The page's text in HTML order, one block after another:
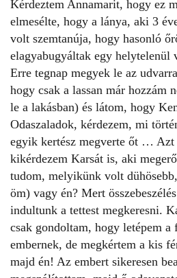
Kérdeztem Annamarit, hogy ez
elmesélte, hogy a lánya, aki 3
volt szemtanúja, hogy hasonló
elagyabugyáltak egy
Erre tegnap megyek le az
hogy csak a lassan már hozzám
le a lakásban) és látom, hogy
Odaszaladok, kérdezem, mi
egyik kertész megverte őt … Azt
kikérdezem Karsát is, aki
tudom, melyikünk volt
öm) vagy én? Mert
indultunk a tettest megkeresni.
csak gondoltam, hogy letépem a
embernek, de megkértem a kis
majd én! Az embert sikeresen